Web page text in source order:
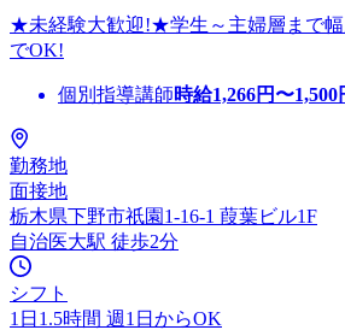
★未経験大歓迎!★学生～主婦層まで幅
でOK!
個別指導講師時給1,266円〜1,500
勤務地
面接地
栃木県下野市祇園1-16-1 葭葉ビル1F
自治医大駅 徒歩2分
シフト
1日1.5時間 週1日からOK